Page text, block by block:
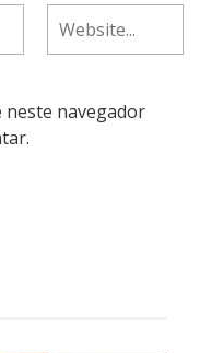
neste navegador